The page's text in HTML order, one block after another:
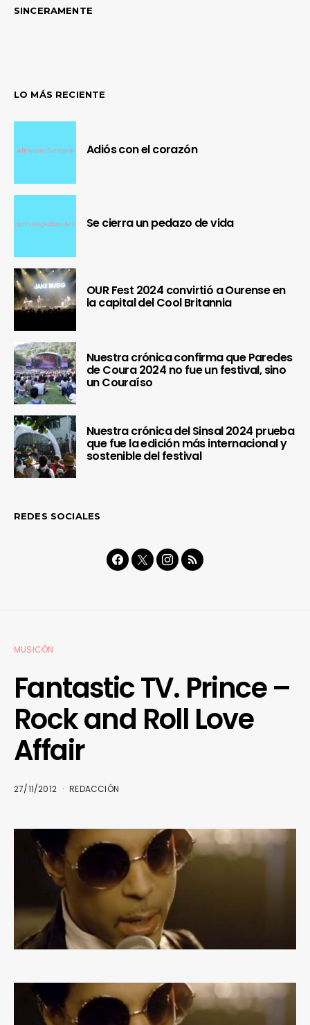
SINCERAMENTE
LO MÁS RECIENTE
Adiós con el corazón
Se cierra un pedazo de vida
OUR Fest 2024 convirtió a Ourense en
la capital del Cool Britannia
Nuestra crónica confirma que Paredes
de Coura 2024 no fue un festival, sino
un Couraíso
Nuestra crónica del Sinsal 2024 prueba
que fue la edición más internacional y
sostenible del festival
REDES SOCIALES
MUSICÓN
Fantastic TV. Prince –
Rock and Roll Love
Affair
27/11/2012 REDACCIÓN